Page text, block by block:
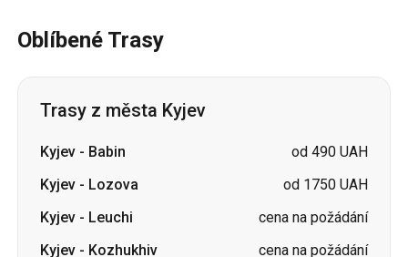
Oblíbené Trasy
Trasy z města Kyjev
Kyjev - Babin
od 490 UAH
Kyjev - Lozova
od 1750 UAH
Kyjev - Leuchi
cena na požádání
Kyjev - Kozhukhiv
cena na požádání